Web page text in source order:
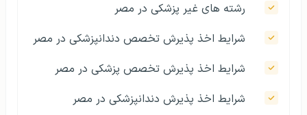
رشته های غیر پزشکی در مصر
شرایط اخذ پذیرش تخصص دندانپزشکی در مصر
شرایط اخذ پذیرش تخصص پزشکی در مصر
شرایط اخذ پذیرش دندانپزشکی در مصر